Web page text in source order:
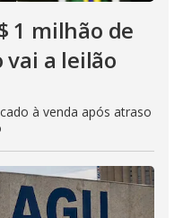
1 milhão de
vai a leilão
à venda após atraso